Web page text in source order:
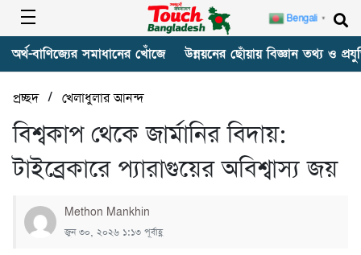
অর্থ-বাণিজ্যের সমাধানের খোঁজে উন্নয়নের ছোঁয়ায় বিজ্ঞান তথ্য ও
প্রচ্ছদ/ খেলাধুলার আনন্দ
বিশ্বকাপ থেকে জার্মানির বিদায়:
টাইব্রেকারে প্যারাগুয়ের অবিশ্বাস্য জয়
Methon Mankhin
জুন ৩০, ২০২৬ ১:১৩ পূর্বাহ্ণ
Bengali ▼